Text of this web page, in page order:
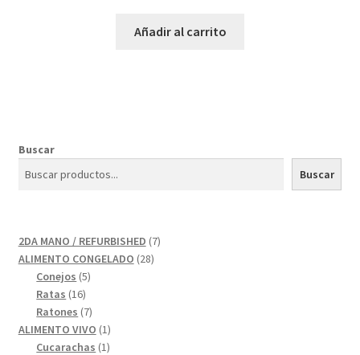
Añadir al carrito
Buscar
Buscar
2DA MANO / REFURBISHED 77
ALIMENTO CONGELADO 2828
Conejos 55
Ratas 1616
productos
Ratones 77
productos
ALIMENTO VIVO 11
producto
Cucarachas 11